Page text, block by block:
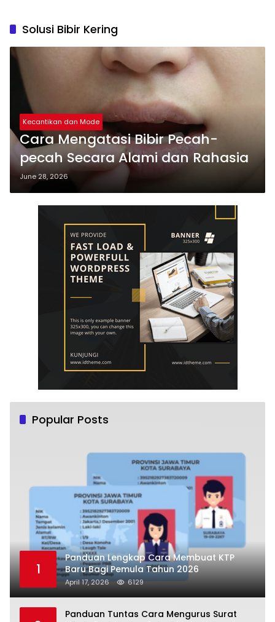
Solusi Bibir Kering
Kecantikan dan Mode
Cara Mengatasi Bibir Pecah-
pecah Secara Alami dan Rahasia
June 28, 2026
Popular Posts
1
Panduan Lengkap Cara Membuat KTP
Baru Bagi Pemula Tahun 2026
April 17, 2026 6129
Panduan Tuntas Cara Mengurus Surat